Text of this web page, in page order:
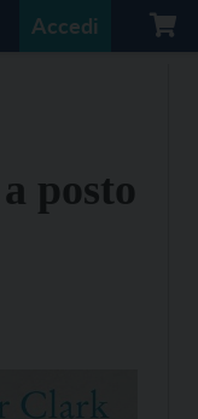
Accedi
posto